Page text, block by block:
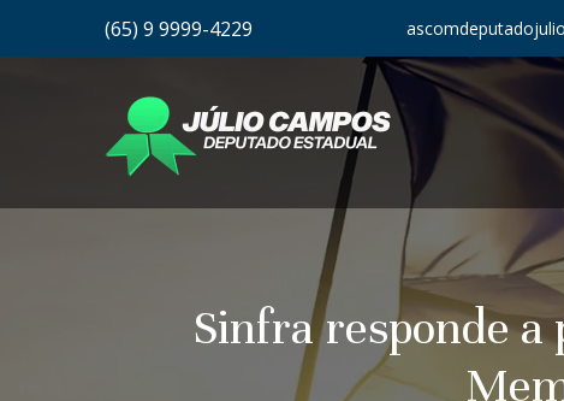
(65) 9 9999-4229
Sinfra responde